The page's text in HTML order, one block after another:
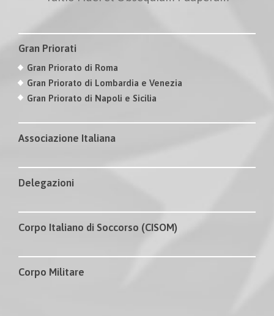
Gran Priorati
Gran Priorato di Roma
Gran Priorato di Lombardia e Venezia
Gran Priorato di Napoli e Sicilia
Associazione Italiana
Delegazioni
Corpo Italiano di Soccorso (CISOM)
Corpo Militare